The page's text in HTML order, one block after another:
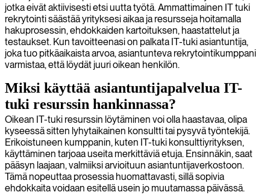
jotka eivät aktiivisesti etsi uutta työtä. Ammattimainen IT tuki
rekrytointi säästää yrityksesi aikaa ja resursseja hoitamalla
hakuprosessin, ehdokkaiden kartoituksen, haastattelut ja
testaukset. Kun tavoitteenasi on palkata IT-tuki asiantuntija,
joka tuo pitkäaikaista arvoa, asiantunteva rekrytointikumppani
varmistaa, että löydät juuri oikean henkilön.
Miksi käyttää asiantuntijapalvelua IT-
tuki resurssin hankinnassa?
Oikean IT-tuki resurssin löytäminen voi olla haastavaa, olipa
kyseessä sitten lyhytaikainen konsultti tai pysyvä työntekijä.
Erikoistuneen kumppanin, kuten IT-tuki konsulttiyrityksen,
käyttäminen tarjoaa useita merkittäviä etuja. Ensinnäkin, saat
pääsyn laajaan, valmiiksi arvioituun asiantuntijaverkostoon.
Tämä nopeuttaa prosessia huomattavasti, sillä sopivia
ehdokkaita voidaan esitellä usein jo muutamassa päivässä.